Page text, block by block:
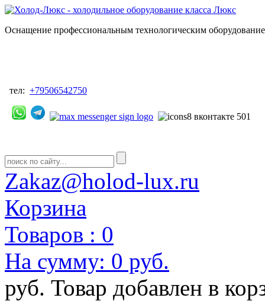
Оснащение профессиональным технологическим
тел: +79506542750
Zakaz@holod-lux.ru
Корзина
Товаров : 0
На сумму: 0 руб.
руб. Товар добавлен в